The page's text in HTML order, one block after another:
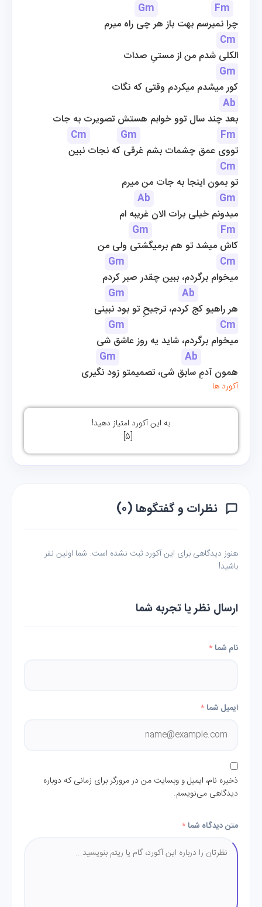
Gm
Fm
چرا نمیرسم بهت باز هر چی راه میرم
Cm
الکلی شدم من از مستیِ صدات
Gm
کور میشدم میکردم وقتی که نگات
Ab
بعد چند سال توو خوابم هستش تصویرت به جات
Cm
Gm
Fm
تووی عمق چشمات بشم غرقی که نجات نبین
Cm
تو بمون اینجا به جات من میرم
Ab
Gm
میدونم خیلی برات الان غریبه ام
Gm
Fm
کاش میشد تو هم برمیگشتی ولی من
Gm
Cm
میخوام برگردم، ببین چقدر صبر کردم
Gm
Ab
هر راهیو کج کردم، ترجیحِ تو بود نبینی
Gm
Cm
میخوام برگردم، شاید یه روز عاشق شی
Gm
Ab
همون آدمِ سابق شی، تصمیمتو زود نگیری
آکورد ها
به این آکورد امتیاز دهید!
[
5
]
نظرات و گفتگوها (۰)
هنوز دیدگاهی برای این آکورد ثبت نشده است. شما اولین نفر
باشید!
ارسال نظر یا تجربه شما
نام شما*
ایمیل شما*
ذخیره نام، ایمیل و وبسایت من در مرورگر برای زمانی که دوباره
دیدگاهی می‌نویسم.
متن دیدگاه شما*